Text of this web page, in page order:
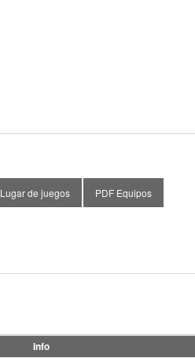
Lugar de juegos PDF Equipos
Info